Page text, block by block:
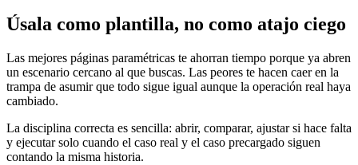
Úsala como plantilla, no como atajo ciego
Las mejores páginas paramétricas te ahorran tiempo porque ya abren
un escenario cercano al que buscas. Las peores te hacen caer en la
trampa de asumir que todo sigue igual aunque la operación real haya
cambiado.
La disciplina correcta es sencilla: abrir, comparar, ajustar si hace falta
y ejecutar solo cuando el caso real y el caso precargado siguen
contando la misma historia.